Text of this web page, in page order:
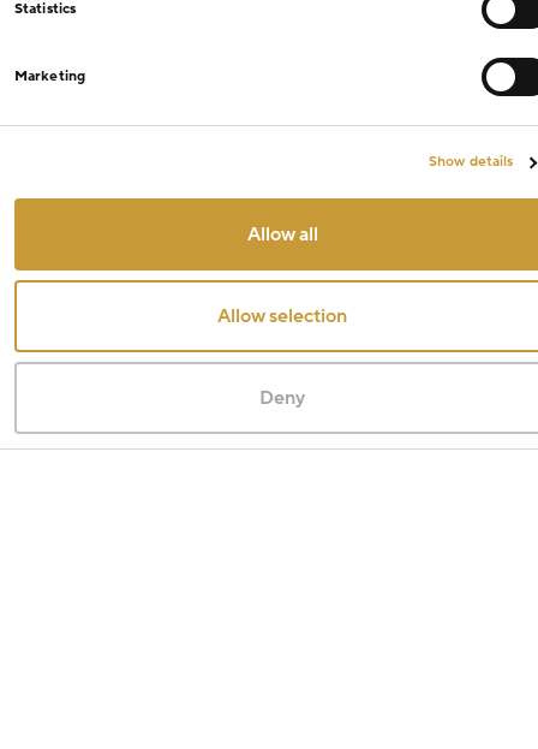
Statistics
Marketing
Show details
Allow all
Allow selection
Deny